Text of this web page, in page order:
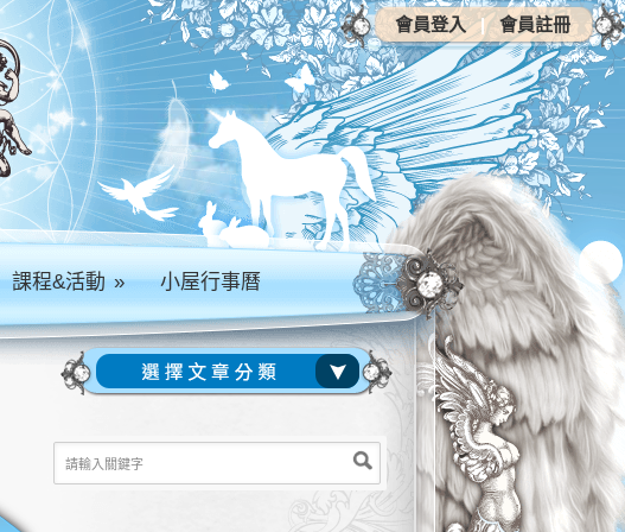
課程&活動» 小屋行事曆
會員登入 | 會員註冊